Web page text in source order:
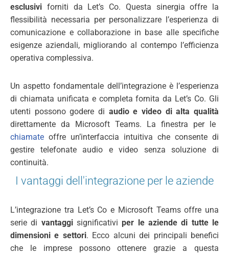
esclusivi forniti da Let’s Co. Questa sinergia offre la
flessibilità necessaria per personalizzare l’esperienza di
comunicazione e collaborazione in base alle specifiche
esigenze aziendali, migliorando al contempo l’efficienza
operativa complessiva.
Un aspetto fondamentale dell’integrazione è l’esperienza
di chiamata unificata e completa fornita da Let’s Co. Gli
utenti possono godere di audio e video di alta qualità
direttamente da Microsoft Teams. La finestra per le
chiamate offre un’interfaccia intuitiva che consente di
gestire telefonate audio e video senza soluzione di
continuità.
I vantaggi dell'integrazione per le aziende
L’integrazione tra Let’s Co e Microsoft Teams offre una
serie di vantaggisignificativiper le aziende di tutte le
dimensioni e settori. Ecco alcuni dei principali benefici
che le imprese possono ottenere grazie a questa